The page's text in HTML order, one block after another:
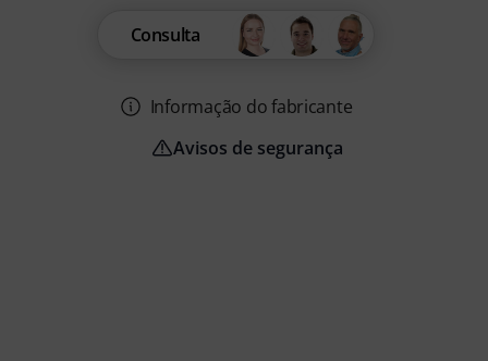
Consulta
Informação do fabricante
Avisos de segurança